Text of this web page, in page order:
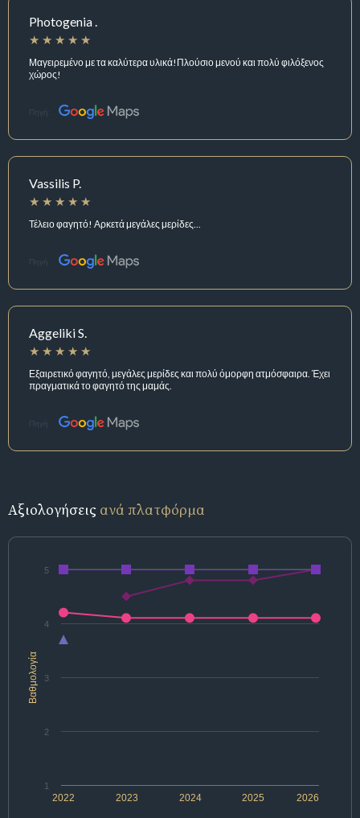
Photogenia .
Μαγειρεμένο με τα καλύτερα υλικά!Πλούσιο μενού και πολύ φιλόξενος
χώρος!
Πηγή:
Vassilis P.
Τέλειο φαγητό! Αρκετά μεγάλες μερίδες...
Πηγή:
Aggeliki S.
Εξαιρετικό φαγητό, μεγάλες μερίδες και πολύ όμορφη ατμόσφαιρα. Έχει
πραγματικά το φαγητό της μαμάς.
Πηγή:
Αξιολογήσεις ανά πλατφόρμα
Βαθμολογία
2022 2024 2026
2023 2025
1
2
3
4
5